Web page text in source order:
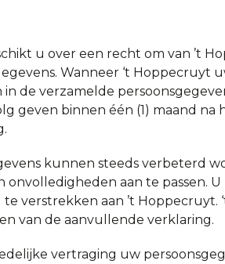
u over een recht om van ’t
Wanneer ‘t Hoppecruyt
de verzamelde
geven binnen één (1) maand na
kunnen steeds verbeterd
aan te passen.
verstrekken aan ’t Hoppecruyt.
van de aanvullende verklaring.
vertraging uw